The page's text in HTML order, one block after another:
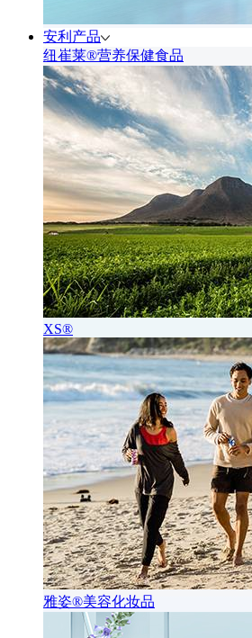
安利产品
纽崔莱®营养保健食品
XS®
雅姿®美容化妆品